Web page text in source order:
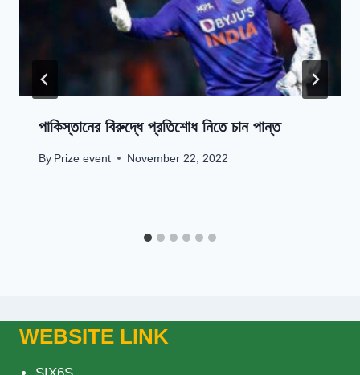
পাকিস্তানের বিরুদ্ধে প্রতিশোধ নিতে চান পান্ত
By Prize event November 22, 2022
WEBSITE LINK